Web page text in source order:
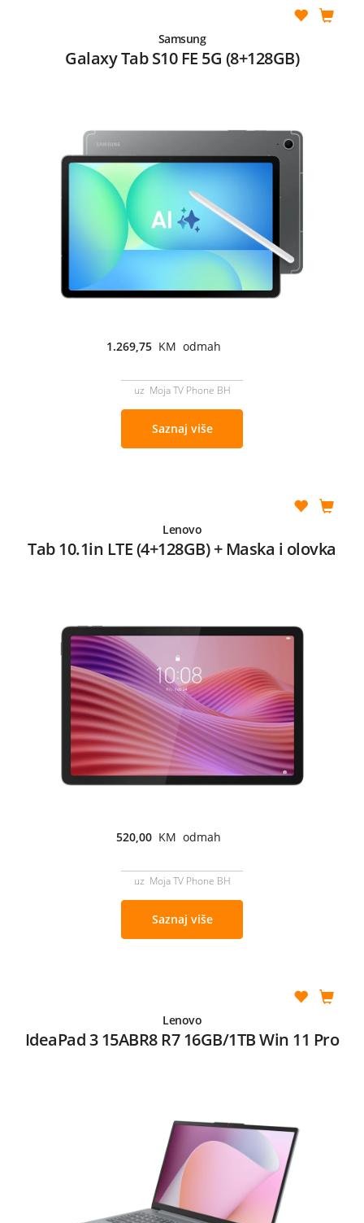
Samsung
Galaxy Tab S10 FE 5G (8+128GB)
1.269,75 KM odmah
uz Moja TV Phone BH
Saznaj više
Lenovo
Tab 10.1in LTE (4+128GB) + Maska i olovka
520,00 KM odmah
uz Moja TV Phone BH
Saznaj više
Lenovo
IdeaPad 3 15ABR8 R7 16GB/1TB Win 11 Pro